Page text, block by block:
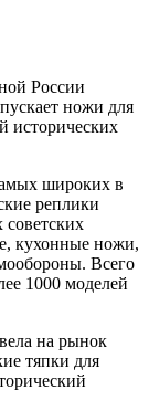
России
ножи для
исторических
широких в
реплики
кухонные ножи,
Всего
1000 моделей
на рынок
тяпки для